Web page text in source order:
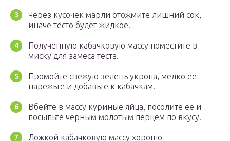
Через кусочек марли отожмите лишний сок,
иначе тесто будет жидкое.
Полученную кабачковую массу поместите в
миску для замеса теста.
Промойте свежую зелень укропа, мелко ее
нарежьте и добавьте к кабачкам.
Вбейте в массу куриные яйца, посолите ее и
посыпьте черным молотым перцем по вкусу.
Ложкой кабачковую массу хорошо